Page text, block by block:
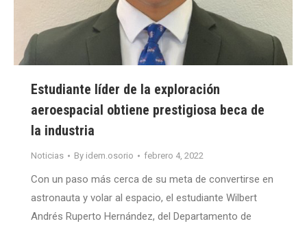
Estudiante líder de la exploración
aeroespacial obtiene prestigiosa beca de
la industria
Noticias By idem.osorio febrero 4, 2022
Con un paso más cerca de su meta de convertirse en
astronauta y volar al espacio, el estudiante Wilbert
Andrés Ruperto Hernández, del Departamento de